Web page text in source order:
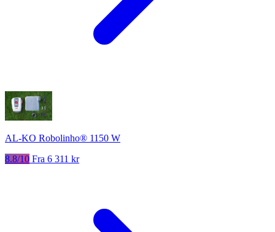
AL-KO Robolinho® 1150 W
8.8/10 Fra 6 311 kr